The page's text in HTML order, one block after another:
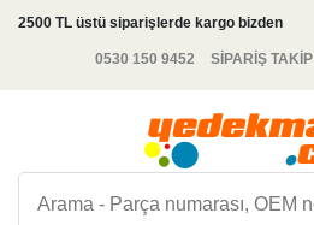
2500 TL üstü siparişlerde kargo bizden
0530 150 9452 SİPARİŞ TAKİP